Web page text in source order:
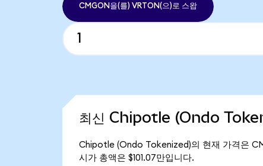
CMGON을(를) VRTON(으)로 스왑
최신 Chipotle (Ondo
Chipotle (Ondo Tokenized)의 현재 가격은
시가 총액은 $101.07만입니다.